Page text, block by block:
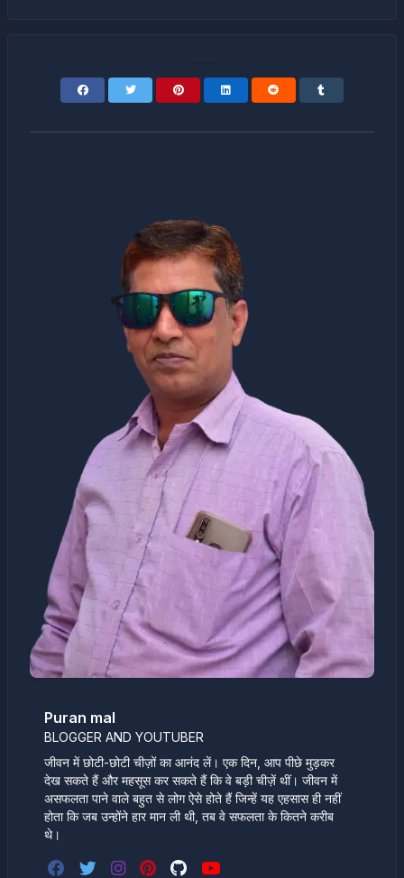
Puran mal
BLOGGER AND YOUTUBER
जीवन में छोटी-छोटी चीज़ों का आनंद लें। एक दिन, आप पीछे मुड़कर
देख सकते हैं और महसूस कर सकते हैं कि वे बड़ी चीज़ें थीं। जीवन में
असफलता पाने वाले बहुत से लोग ऐसे होते हैं जिन्हें यह एहसास ही नहीं
होता कि जब उन्होंने हार मान ली थी, तब वे सफलता के कितने करीब
थे।